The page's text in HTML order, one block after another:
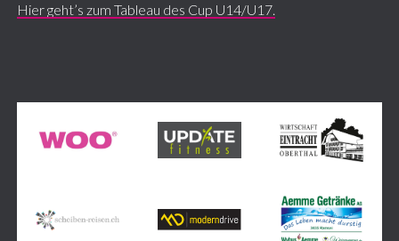
Hier geht’s zum Tableau des Cup U14/U17.